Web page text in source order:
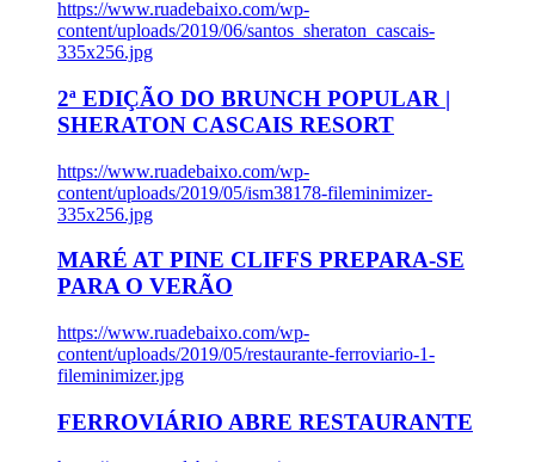
https://www.ruadebaixo.com/wp-
content/uploads/2019/06/santos_sheraton_cascais-
335x256.jpg
2ª EDIÇÃO DO BRUNCH POPULAR |
SHERATON CASCAIS RESORT
https://www.ruadebaixo.com/wp-
content/uploads/2019/05/ism38178-fileminimizer-
335x256.jpg
MARÉ AT PINE CLIFFS PREPARA-SE
PARA O VERÃO
https://www.ruadebaixo.com/wp-
content/uploads/2019/05/restaurante-ferroviario-1-
fileminimizer.jpg
FERROVIÁRIO ABRE RESTAURANTE